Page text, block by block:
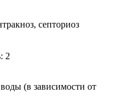
септориоз
2
(в зависимости от